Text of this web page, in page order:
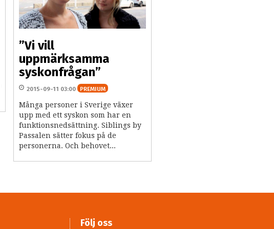
”Vi vill
uppmärksamma
syskonfrågan”
2015-09-11 03:00 PREMIUM
Många personer i Sverige växer
upp med ett syskon som har en
funktionsnedsättning. Siblings by
Passalen sätter fokus på de
personerna. Och behovet...
Följ oss